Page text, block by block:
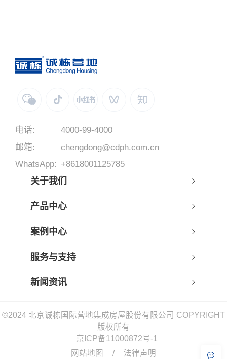
电话:
4000-99-4000
邮箱:
chengdong@cdph.com.cn
WhatsApp: +8618001125785
关于我们
产品中心
案例中心
服务与支持
新闻资讯
©2024 北京诚栋国际营地集成房屋股份有限公司 COPYRIGHT
版权所有
京ICP备11000872号-1
网站地图
/ 法律声明